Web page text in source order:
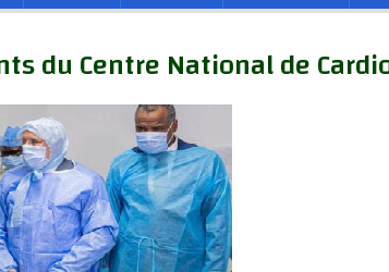
du Centre National de